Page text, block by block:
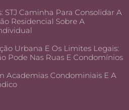
Caminha Para Consolidar A
Residencial Sobre A
Urbana E Os Limites Legais:
Pode Nas Ruas E Condomínios
Academias Condominiais E A